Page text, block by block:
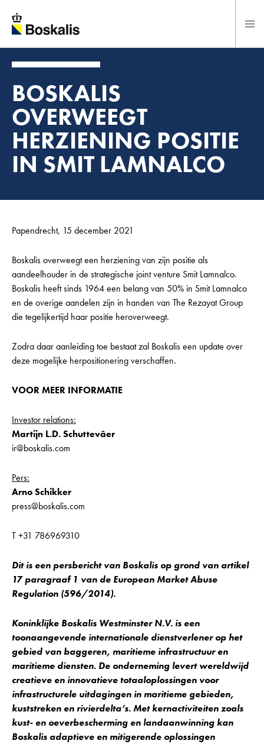
BOSKALIS
OVERWEEGT
HERZIENING POSITIE
IN SMIT LAMNALCO
Papendrecht, 15 december 2021
Boskalis overweegt een herziening van zijn positie als
aandeelhouder in de strategische joint venture Smit Lamnalco.
Boskalis heeft sinds 1964 een belang van 50% in Smit Lamnalco
en de overige aandelen zijn in handen van The Rezayat Group
die tegelijkertijd haar positie heroverweegt.
Zodra daar aanleiding toe bestaat zal Boskalis een update over
deze mogelijke herpositionering verschaffen.
VOOR MEER INFORMATIE
Investor relations:
Martijn L.D.Schuttevâer
ir@boskalis.com
Pers:
Arno Schikker
press@boskalis.com
T +31 786969310
Dit is een persbericht van Boskalis op grond van artikel
17 paragraaf 1 van de European MarketAbuse
Regulation (596/2014).
Koninklijke Boskalis Westminster N.V. is een
toonaangevende internationale dienstverlener op het
gebied van baggeren, maritieme infrastructuur en
maritieme diensten. De onderneming levert wereldwijd
creatieve en innovatieve totaaloplossingen voor
infrastructurele uitdagingen in maritieme gebieden,
kuststreken en rivierdelta’s. Met kernactiviteiten zoals
kust- en oeverbescherming en landaanwinning kan
Boskalis adaptieve en mitigerende oplossingen